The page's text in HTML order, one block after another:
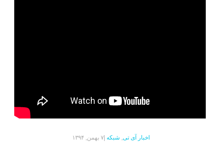
اخبار آی تی, شبکه ۷ بهمن, ۱۳۹۴